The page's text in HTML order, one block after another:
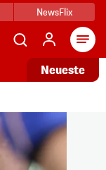
NewsFlix
Neueste